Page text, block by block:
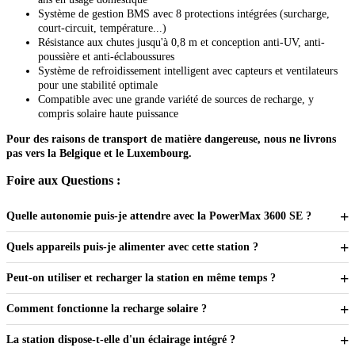
Système de gestion BMS avec 8 protections intégrées (surcharge,
court-circuit, température...)
Résistance aux chutes jusqu'à 0,8 m et conception anti-UV, anti-
poussière et anti-éclaboussures
Système de refroidissement intelligent avec capteurs et ventilateurs
pour une stabilité optimale
Compatible avec une grande variété de sources de recharge, y
compris solaire haute puissance
Pour des raisons de transport de matière dangereuse, nous ne livrons
pas vers la Belgique et le Luxembourg.
Foire aux Questions :
Quelle autonomie puis-je attendre avec la PowerMax 3600 SE ?
Avec sa capacité de 3600 Wh, cette station peut couvrir 2 à 3 jours
d'utilisation pour les besoins essentiels (éclairage, recharge d'appareils,
Quels appareils puis-je alimenter avec cette station ?
Avec 3600 W de puissance (4500 W en crête), elle permet d'alimenter la
grande majorité des appareils : réfrigérateur, micro-ondes, cafetière, outils
Peut-on utiliser et recharger la station en même temps ?
Oui, la PowerMax 3600 SE permet une utilisation simultanée pendant la
recharge, notamment en mode secteur ou solaire.
Comment fonctionne la recharge solaire ?
La station peut être reliée à des panneaux solaires jusqu'à 2400 W.
L'énergie produite est directement convertie et stockée dans la batterie
La station dispose-t-elle d'un éclairage intégré ?